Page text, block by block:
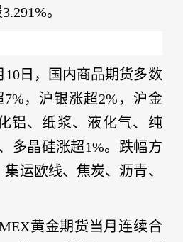
。
10日，国内商品期货多数
，沪银涨超2%，沪金
铝、纸浆、液化气、纯
多晶硅涨超1%。跌幅方
运欧线、焦炭、沥青、
黄金期货当月连续合